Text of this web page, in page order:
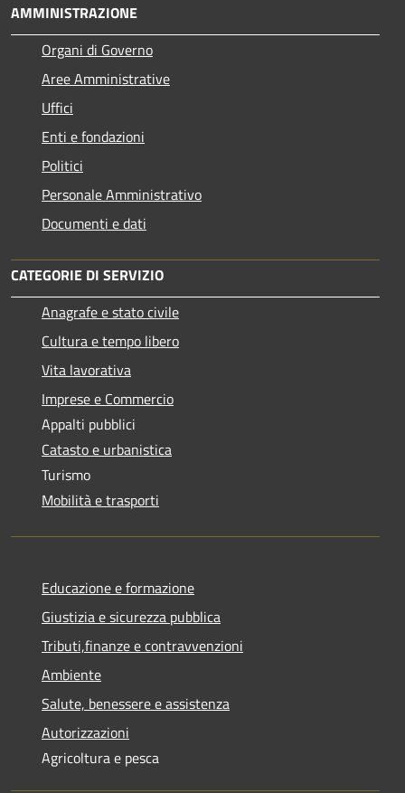
AMMINISTRAZIONE
Organi di Governo
Aree Amministrative
Uffici
Enti e fondazioni
Politici
Personale Amministrativo
Documenti e dati
CATEGORIE DI SERVIZIO
Anagrafe e stato civile
Cultura e tempo libero
Vita lavorativa
Imprese e Commercio
Appalti pubblici
Catasto e urbanistica
Turismo
Mobilità e trasporti
Educazione e formazione
Giustizia e sicurezza pubblica
Tributi,finanze e contravvenzioni
Ambiente
Salute, benessere e assistenza
Autorizzazioni
Agricoltura e pesca